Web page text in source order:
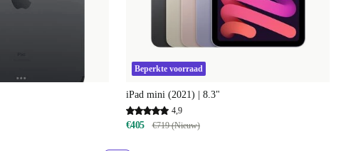
Beperkte voorraad
iPad mini (2021) | 8.3"
4,9
€405 €719 (Nieuw)